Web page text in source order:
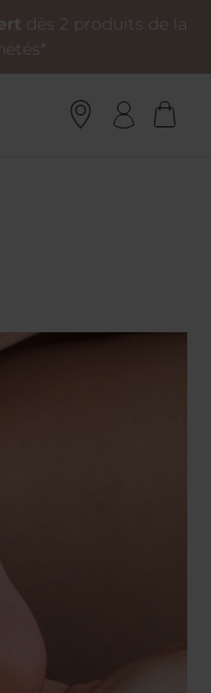
dès 2 produits de la